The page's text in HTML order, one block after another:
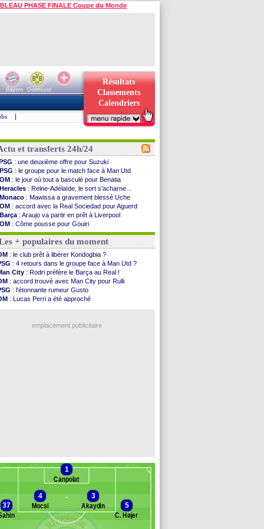
PHASE FINALE Coupe du Monde
Bayern
Dortmund
Résultats
Classements
Calendriers
|
et transferts 24h/24
: une deuxième offre pour Suzuki
PSG : le groupe pour le match face à Man Utd
OM : le jour où tout a basculé pour Benatia
Heracles : Reine-Adélaïde, le sort s'acharne...
Monaco : Mawissa a gravement blessé Uche
OM : accord avec la Real Sociedad pour Aguerd
Barça : Araujo va partir en prêt à Liverpool
OM : Côme pousse pour Gouiri
Man Utd: le groupe pour défier le PSG
: Caen premier leader
: Højbjerg, son agent maintient le suspense
: Gouiri évoque son avenir
: le transfert d'Asllani tombe à l'eau
: 1ère utilisation du Football Video Support
: Benatia envoie une pique à Longoria
: Al-Ahli veut Pape Gueye
: la dernière saison de Fonseca ?
: McCourt a versé 120 M€ en 2026
+ populaires du moment
: le club prêt à libérer Kondogbia ?
: 4 retours dans le groupe face à Man Utd ?
City : Rodri préfère le Barça au Real !
: accord trouvé avec Man City pour Rulli
: l'étonnante rumeur Gusto
: Lucas Perri a été approché
emplacement publicitaire
1
Canpolat
4
Mocsi
3
Akaydin
37
5
C. Højer